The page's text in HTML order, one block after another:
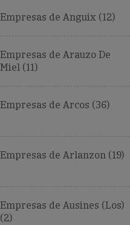
Empresas de Anguix (12)
Empresas de Arauzo De
Miel (11)
Empresas de Arcos (36)
Empresas de Arlanzon (19)
Empresas de Ausines (Los)
(2)